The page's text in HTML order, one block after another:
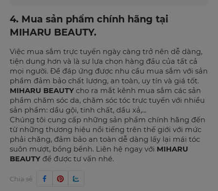
4. Mua sản phẩm chính hãng tại
MIHARU BEAUTY.
Việc mua sắm trực tuyến ngày càng trở nên dễ dàng,
tiện dụng hơn và là sự lựa chọn hàng đầu của tất cả
mọi người. Để đáp ứng được nhu cầu mua sắm với sản
phẩm đảm bảo chất lượng, an toàn, uy tín và giá tốt.
MIHARU BEAUTY cho ra mắt kênh mua sắm các sản
phẩm chăm sóc da, chăm sóc tóc trực tuyến với nhiều
sản phẩm: dầu gội, tinh chất, dầu xả,...
Chúng tôi cung cấp những sản phẩm chính hãng đến
từ những thương hiệu nổi tiếng trên thế giới với mức
phải chăng, đảm bảo an toàn dễ dàng lấy lại mái tóc
suôn mượt, bồng bềnh. Liên hệ ngay với MIHARU
BEAUTY để được tư vấn nhé.
Chia sẻ